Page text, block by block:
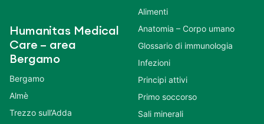
Humanitas Medical
Care – area
Bergamo
Bergamo
Almè
Trezzo sull’Adda
Alimenti
Anatomia – Corpo umano
Glossario di immunologia
Infezioni
Principi attivi
Primo soccorso
Sali minerali